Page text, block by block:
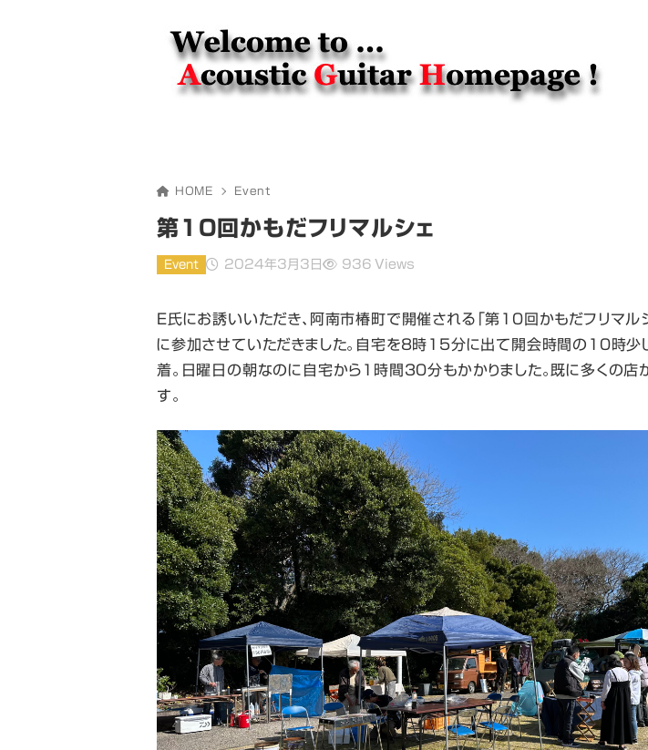
HOME Event
第10回かもだフリマルシェ
2024年3月3日
Event 936 Views
E氏にお誘いいただき、阿南市椿町で開催される「第10回かもだフリマル
に参加させていただきました。自宅を8時15分に出て開会時間の10時少
着。日曜日の朝なのに自宅から1時間30分もかかりました。既に多くの店
す。